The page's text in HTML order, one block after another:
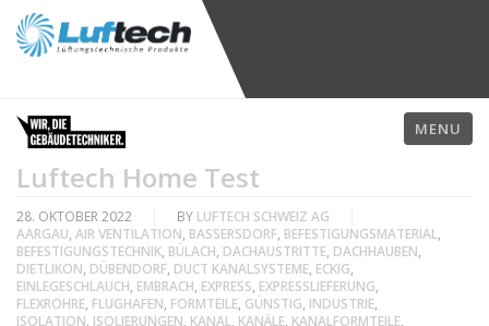
MENU
Luftech Home Test
28. OKTOBER 2022 BY LUFTECH SCHWEIZ AG
AARGAU, AIR VENTILATION, BASSERSDORF, BEFESTIGUNGSMATERIAL,
BEFESTIGUNGSTECHNIK, BÜLACH, DACHAUSTRITTE, DACHHAUBEN,
DIETLIKON, DÜBENDORF, DUCT KANALSYSTEME, ECKIG,
EINLEGESCHLAUCH, EMBRACH, EXPRESS, EXPRESSLIEFERUNG,
FLEXROHRE, FLUGHAFEN, FORMTEILE, GÜNSTIG, INDUSTRIE,
ISOLATION, ISOLIERUNGEN, KANAL, KANÄLE, KANALFORMTEILE,